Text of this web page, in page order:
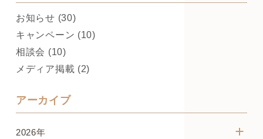
お知らせ (30)
キャンペーン (10)
相談会 (10)
メディア掲載 (2)
アーカイブ
2026年